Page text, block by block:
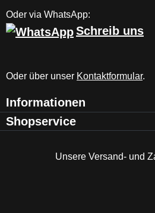
Oder via WhatsApp:
Schreib uns
Oder über unser Kontaktformular.
Informationen
Shopservice
Unsere Versand- und